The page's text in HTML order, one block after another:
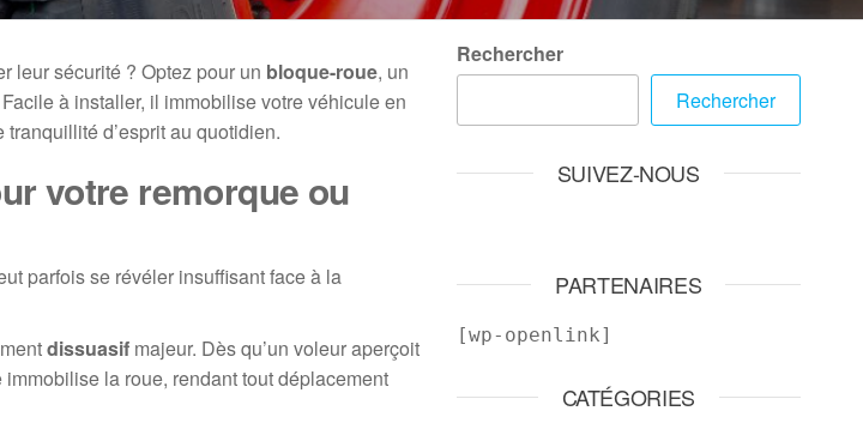
leur sécurité ? Optez pour un bloque-roue, un
à installer, il immobilise votre véhicule en
d’esprit au quotidien.
votre remorque ou
parfois se révéler insuffisant face à la
dissuasif majeur. Dès qu’un voleur aperçoit
la roue, rendant tout déplacement
Rechercher
Rechercher
SUIVEZ-NOUS
PARTENAIRES
[wp-openlink]
CATÉGORIES